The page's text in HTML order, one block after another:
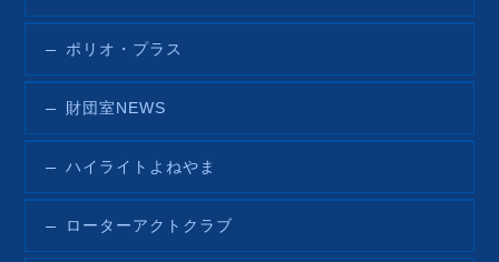
ポリオ・プラス
財団室NEWS
ハイライトよねやま
ローターアクトクラブ